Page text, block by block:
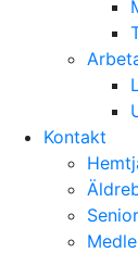
Kontakt